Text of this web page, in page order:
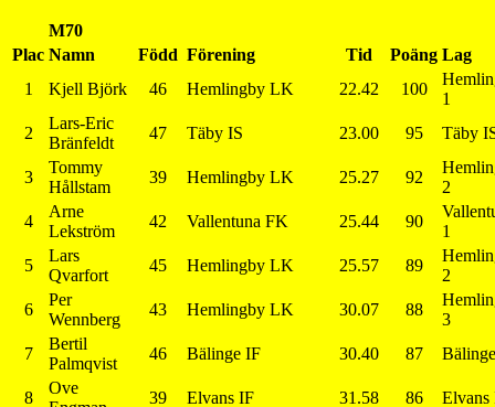
M70
Plac Namn Född Förening Tid Poäng Lag
1
Kjell Björk 46 Hemlingby LK 22.42 100
1
2
Lars-Eric
Bränfeldt
47 Täby IS 23.00 95 Täby
3
Tommy
Hållstam
39 Hemlingby LK 25.27 92
2
4
Arne
Lekström
42 Vallentuna FK 25.44 90
1
5
Lars
Qvarfort
45 Hemlingby LK 25.57 89
2
6
Per
Wennberg
43 Hemlingby LK 30.07 88
3
7
Bertil
Palmqvist
46 Bälinge IF 30.40 87
8
Ove
39 Elvans IF 31.58 86 Elvans